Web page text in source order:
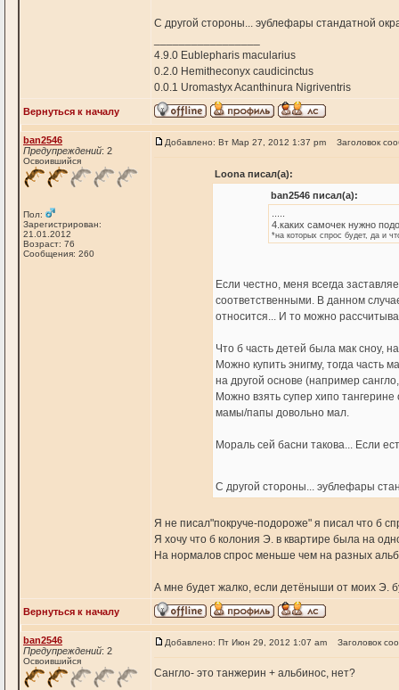
С другой стороны... эублефары стандатной
4.9.0 Eublepharis macularius
0.2.0 Hemitheconyx caudicinctus
0.0.1 Uromastyx Acanthinura Nigriventris
Вернуться к началу
ban2546
Предупреждений: 2
Освоившийся
Пол:
Зарегистрирован:
21.01.2012
Возраст: 76
Сообщения: 260
Добавлено: Вт Мар 27, 2012 1:37 pm Заголовок
Loona писал(а):
ban2546 писал(а):
4.каких самочек нужно
*на которых спрос будет, да и
Если честно, меня всегда
соответственными. В данном
относится... И то можно
Что б часть детей была мак сноу,
Можно купить энигму, тогда часть
на другой основе (например
Можно взять супер хипо
мамы/папы довольно мал.
Мораль сей басни такова... Если
С другой стороны... эублефары
Я не писал"покруче-подороже" я писал что б
Я хочу что б колония Э. в квартире была на
На нормалов спрос меньше чем на разных
А мне будет жалко, если детёныши от моих Э.
Вернуться к началу
ban2546
Предупреждений: 2
Освоившийся
Добавлено: Пт Июн 29, 2012 1:07 am Заголовок
Сангло- это танжерин + альбинос, нет?